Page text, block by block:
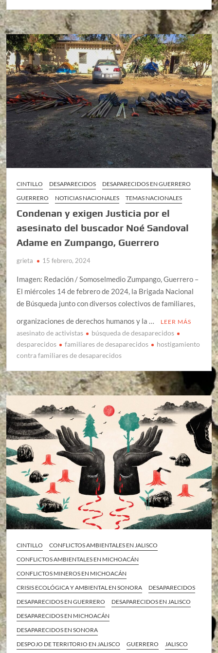
CINTILLO DESAPARECIDOS
DESAPARECIDOS EN GUERRERO
GUERRERO
NOTICIAS NACIONALES TEMAS NACIONALES
Condenan y exigen Justicia por el
asesinato del buscador Noé Sandoval
Adame en Zumpango, Guerrero
grieta 15 febrero, 2024
Imagen: Redación / Somoselmedio Zumpango, Guerrero –
El miércoles 14 de febrero de 2024, la Brigada Nacional
de Búsqueda junto con diversos colectivos de familiares,
organizaciones de derechos humanos y la …
LEER MÁS
asesinato de activistas
búsqueda de desaparecidos
desparecidos
familiares de desaparecidos
hostigamiento
contra familiares de desaparecidos
CINTILLO
CONFLICTOS AMBIENTALES EN JALISCO
CONFLICTOS AMBIENTALES EN MICHOACÁN
CONFLICTOS MINEROS EN MICHOACÁN
CRISIS ECOLÓGICA Y AMBIENTAL EN SONORA
DESAPARECIDOS
DESAPARECIDOS EN GUERRERO
DESAPARECIDOS EN JALISCO
DESAPARECIDOS EN MICHOACÁN
DESAPARECIDOS EN SONORA
DESPOJO DE TERRITORIO EN JALISCO
GUERRERO
JALISCO